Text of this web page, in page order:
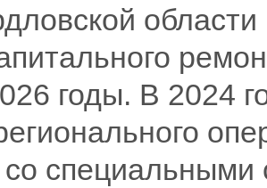
области
годы. В 2024
специальными